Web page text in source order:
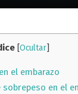
Ocultar]
el embarazo
en el